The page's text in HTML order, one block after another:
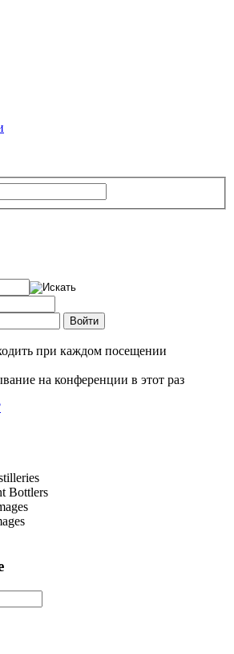
при каждом посещении
на конференции в этот раз
Bottlers